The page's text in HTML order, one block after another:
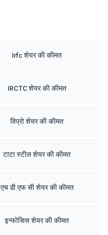
Irfc शेयर की कीमत
IRCTC शेयर की कीमत
विप्रो शेयर की कीमत
टाटा स्टील शेयर की कीमत
एच डी एफ सी शेयर की कीमत
इन्फोसिस शेयर की कीमत